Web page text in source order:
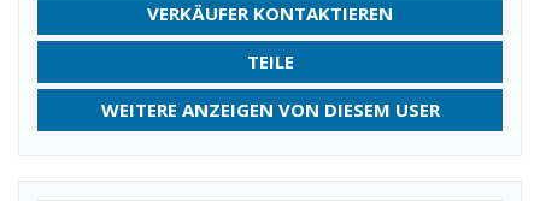
VERKÄUFER KONTAKTIEREN
TEILE
WEITERE ANZEIGEN VON DIESEM USER